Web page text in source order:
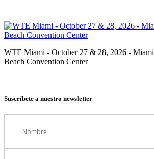
WTE Miami - October 27 & 28, 2026 - Miami
Beach Convention Center
Suscríbete a nuestro newsletter